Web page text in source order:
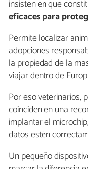
insisten en que
eficaces para
Permite localizar
adopciones
la propiedad de la
viajar dentro de
Por eso veterinarios,
coinciden en una
implantar el
datos estén
Un pequeño